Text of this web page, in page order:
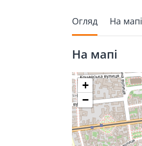
Огляд На мапі
На мапі
+
−